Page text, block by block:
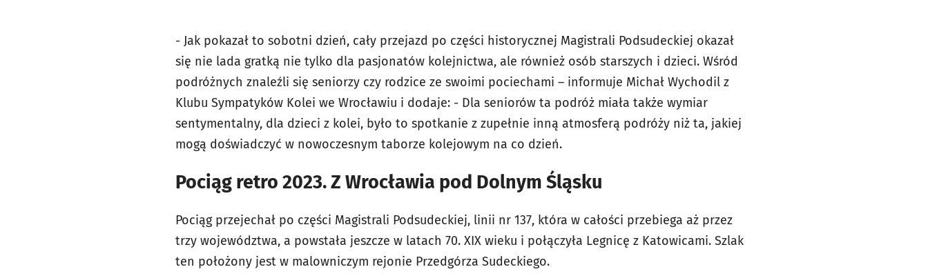
- Jak pokazał to sobotni dzień, cały przejazd po części historycznej Magistrali Podsudeckiej okazał
się nie lada gratką nie tylko dla pasjonatów kolejnictwa, ale również osób starszych i dzieci. Wśród
podróżnych znaleźli się seniorzy czy rodzice ze swoimi pociechami – informuje Michał Wychodil z
Klubu Sympatyków Kolei we Wrocławiu i dodaje: - Dla seniorów ta podróż miała także wymiar
sentymentalny, dla dzieci z kolei, było to spotkanie z zupełnie inną atmosferą podróży niż ta, jakiej
mogą doświadczyć w nowoczesnym taborze kolejowym na co dzień.
Pociąg retro 2023. Z Wrocławia pod Dolnym Śląsku
Pociąg przejechał po części Magistrali Podsudeckiej, linii nr 137, która w całości przebiega aż przez
trzy województwa, a powstała jeszcze w latach 70. XIX wieku i połączyła Legnicę z Katowicami. Szlak
ten położony jest w malowniczym rejonie Przedgórza Sudeckiego.